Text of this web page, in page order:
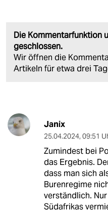
Die Kommentarfunktion
geschlossen.
Wir öffnen die
Artikeln für etwa drei
Janix
25.04.2024, 09:51
Zumindest bei
das Ergebnis.
dass man sich
Burenregime
verständlich.
Südafrikas